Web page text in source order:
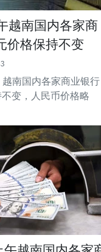
越南国内各家商
价格保持不变
南国内各家商业银行
变，人民币价格略